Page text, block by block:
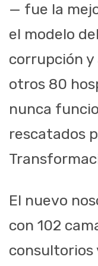
— fue la
el modelo
corrupción y
otros 80
nunca
rescatados
El nuevo
con 102
consultorios